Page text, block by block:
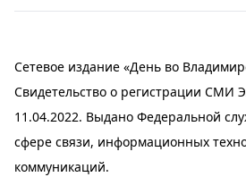
Сетевое издание «День во
Свидетельство о регистрации СМИ
11.04.2022. Выдано Федеральной
сфере связи, информационных
коммуникаций.